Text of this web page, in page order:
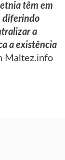
têm em
diferindo
a
a existência
Maltez.info